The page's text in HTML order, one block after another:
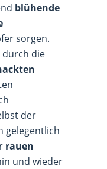
blühende
sorgen.
durch die
der
gelegentlich
rauen
und wieder